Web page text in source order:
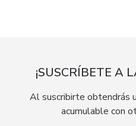
¡SUSCRÍBETE A
Al suscribirte obtendrás
acumulable con